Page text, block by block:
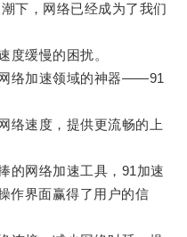
，网络已经成为了我们
缓慢的困扰。
络加速领域的神器——91
速度，提供更流畅的上
网络加速工具，91加速
作界面赢得了用户的信